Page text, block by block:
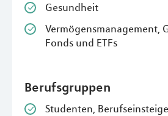
Gesundheit
Vermögensmanagement,
Fonds und ETFs
Berufsgruppen
Studenten,